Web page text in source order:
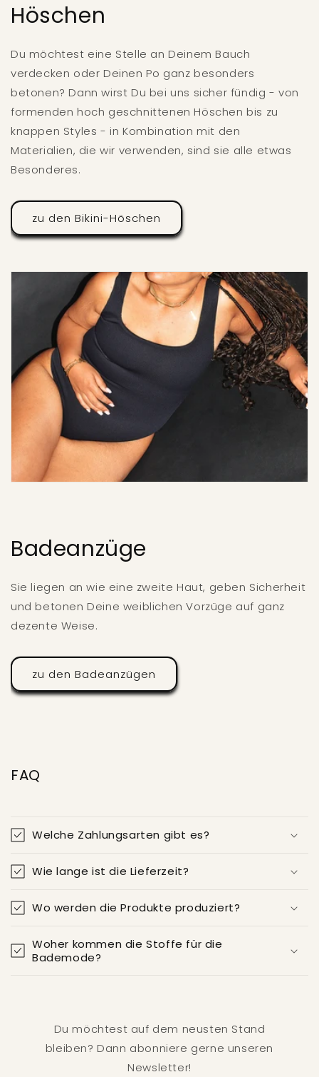
Höschen
Du möchtest eine Stelle an Deinem Bauch
verdecken oder Deinen Po ganz besonders
betonen? Dann wirst Du bei uns sicher fündig - von
formenden hoch geschnittenen Höschen bis zu
knappen Styles - in Kombination mit den
Materialien, die wir verwenden, sind sie alle etwas
Besonderes.
zu den Bikini-Höschen
Badeanzüge
Sie liegen an wie eine zweite Haut, geben Sicherheit
und betonen Deine weiblichen Vorzüge auf ganz
dezente Weise.
zu den Badeanzügen
FAQ
Welche Zahlungsarten gibt es?
Wie lange ist die Lieferzeit?
Wo werden die Produkte produziert?
Woher kommen die Stoffe für die
Bademode?
Du möchtest auf dem neusten Stand
bleiben? Dann abonniere gerne unseren
Newsletter!